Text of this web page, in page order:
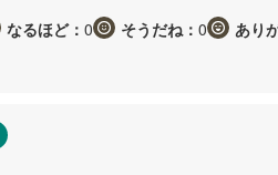
なるほど： 0 そうだね： 0 あり